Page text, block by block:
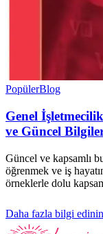
PopülerBlog
Genel
ve Güncel
Güncel ve kapsamlı
öğrenmek ve iş
örneklerle dolu
Daha fazla bilgi edinin